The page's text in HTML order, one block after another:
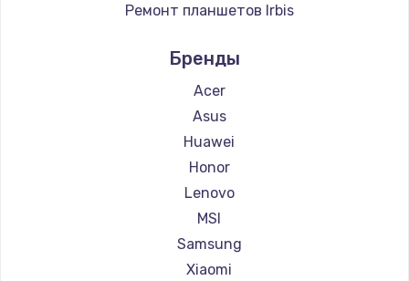
Ремонт планшетов Irbis
Ремонт планшетов Microsoft
Ремонт планшетов BlackView
Ремонт планшетов Amazon
Ремонт планшетов Aquarius
Ремонт планшетов Philips
Ремонт планшетов Dell
Ремонт планшетов HP
Ремонт планшетов Getac
Ремонт планшетов ZTE
Бренды
Acer
Asus
Huawei
Honor
Lenovo
MSI
Samsung
Xiaomi